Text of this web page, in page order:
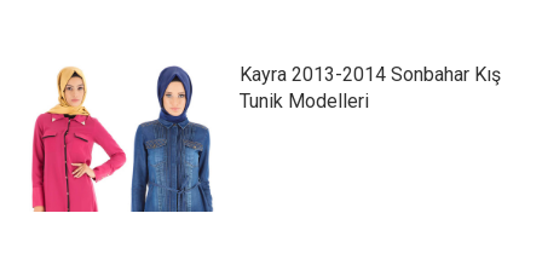
Kayra 2013-2014 Sonbahar Kış
Tunik Modelleri